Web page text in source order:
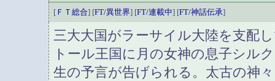
[ ＦＴ総合] [FT/異世界] [FT/連載中] [FT/神話伝承]
三大大国がラーサイル大陸を支配
トール王国に月の女神の息子シル
生の予言が告げられる。太古の神